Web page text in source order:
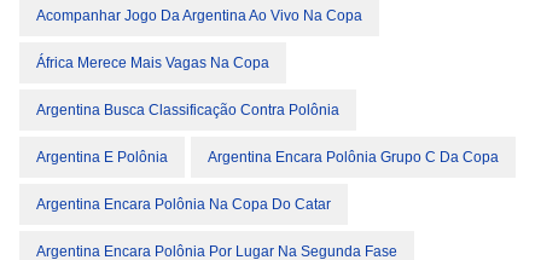
Acompanhar Jogo Da Argentina Ao Vivo Na Copa
África Merece Mais Vagas Na Copa
Argentina Busca Classificação Contra Polônia
Argentina E Polônia Argentina Encara Polônia Grupo C Da Copa
Argentina Encara Polônia Na Copa Do Catar
Argentina Encara Polônia Por Lugar Na Segunda Fase